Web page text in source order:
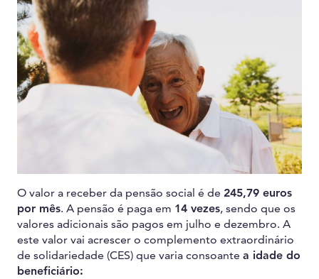
O valor a receber da pensão social é de 245,79 euros
por mês. A pensão é paga em 14 vezes, sendo que os
valores adicionais são pagos em julho e dezembro. A
este valor vai acrescer o complemento extraordinário
de solidariedade (CES) que varia consoante a idade do
beneficiário: